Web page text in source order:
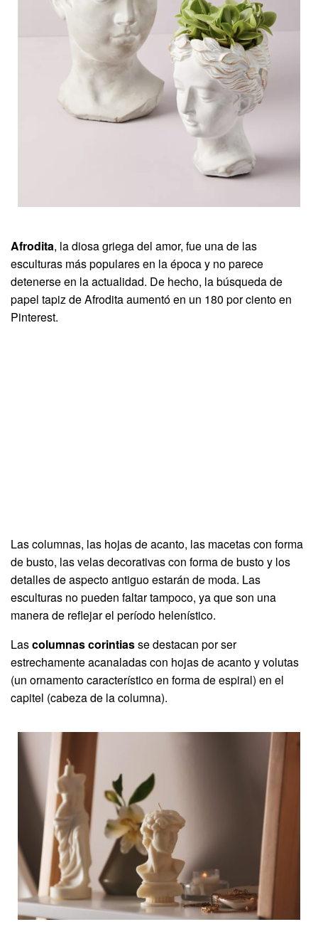
Afrodita, la diosa griega del amor, fue una de las
esculturas más populares en la época y no parece
detenerse en la actualidad. De hecho, la búsqueda de
papel tapiz de Afrodita aumentó en un 180 por ciento en
Pinterest.
Las columnas, las hojas de acanto, las macetas con forma
de busto, las velas decorativas con forma de busto y los
detalles de aspecto antiguo estarán de moda. Las
esculturas no pueden faltar tampoco, ya que son una
manera de reflejar el período helenístico.
Lascolumnas corintiasse destacan por ser
estrechamente acanaladas con hojas de acanto y volutas
(un ornamento característico en forma de espiral) en el
capitel (cabeza de la columna).